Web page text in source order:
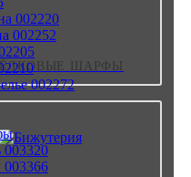
ШАРФЫ
002220
002252
002272